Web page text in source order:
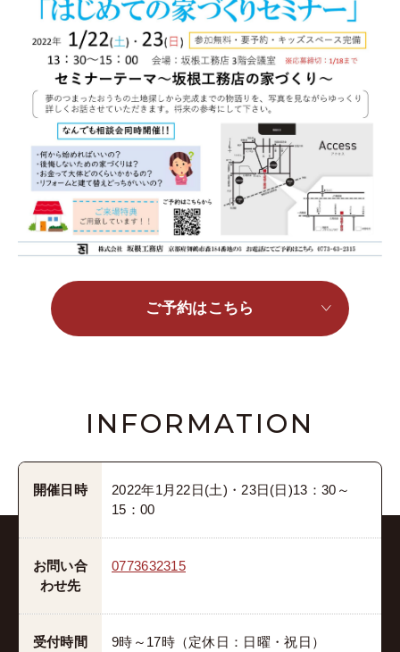
ご予約はこちら
INFORMATION
開催日時
2022年1月22日(土)・23日(日)13：30～
15：00
お問い合
わせ先
0773632315
受付時間 9時～17時（定休日：日曜・祝日）